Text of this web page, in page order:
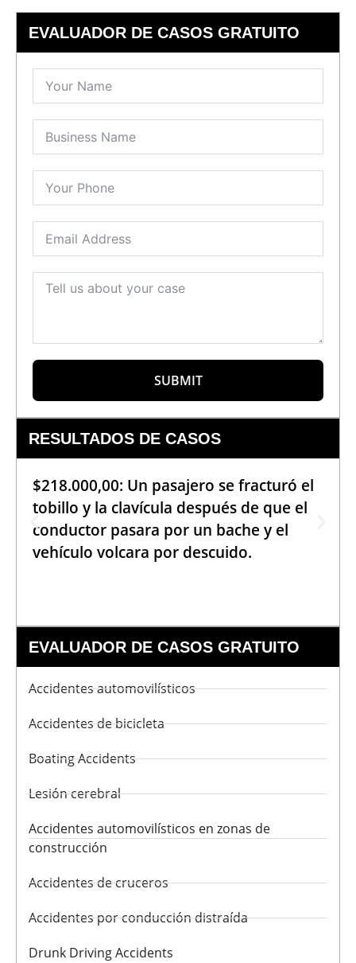
EVALUADOR DE CASOS GRATUITO
SUBMIT
RESULTADOS DE CASOS
$218.000,00: Un pasajero se fracturó el
tobillo y la clavícula después de que el
conductor pasara por un bache y el
vehículo volcara por descuido.
EVALUADOR DE CASOS GRATUITO
Accidentes automovilísticos
Accidentes de bicicleta
Boating Accidents
Lesión cerebral
Accidentes automovilísticos en zonas de
construcción
Accidentes de cruceros
Accidentes por conducción distraída
Drunk Driving Accidents